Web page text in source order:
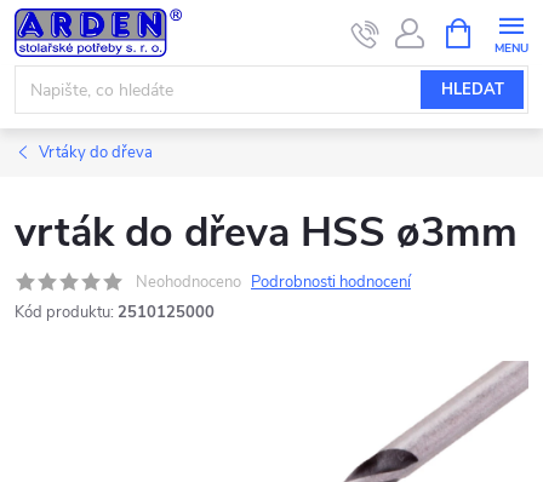
Přejít
na
obsah
HLEDAT
NÁKUPNÍ
KOŠÍK
Vrtáky do dřeva
vrták do dřeva HSS ø3mm
Neohodnoceno Podrobnosti hodnocení
Kód produktu: 2510125000